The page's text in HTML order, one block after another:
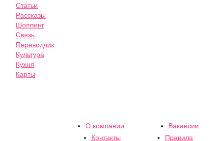
Статьи
Рассказы
Шоппинг
Связь
Переводчик
Культура
Кухня
Карты
О компании
Вакансии
Контакты
Правила